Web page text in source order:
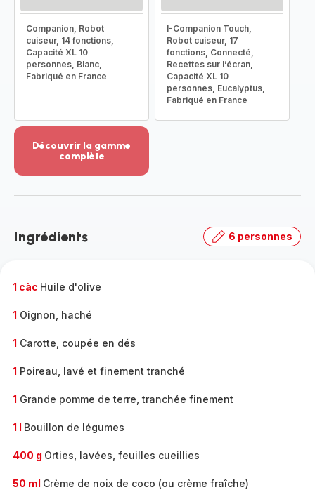
Companion, Robot
cuiseur, 14 fonctions,
Capacité XL 10
personnes, Blanc,
Fabriqué en France
I-Companion Touch,
Robot cuiseur, 17
fonctions, Connecté,
Recettes sur l’écran,
Capacité XL 10
personnes, Eucalyptus,
Fabriqué en France
Découvrir la gamme
complète
-
gamme
Ingrédients 6 personnes
1 càc Huile d'olive
1 Oignon, haché
1 Carotte, coupée en dés
1 Poireau, lavé et finement tranché
1 Grande pomme de terre, tranchée finement
1 l Bouillon de légumes
400 g Orties, lavées, feuilles cueillies
50 ml Crème de noix de coco (ou crème fraîche)